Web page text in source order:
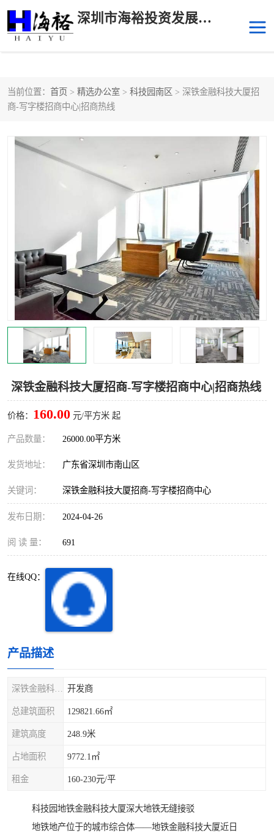
深圳市海裕投资发展有限公司
当前位置： 首页 > 精选办公室 > 科技园南区 > 深铁金融科技大厦招
商-写字楼招商中心|招商热线
深铁金融科技大厦招商-写字楼招商中心|招商热线
价格： 160.00 元/平方米 起
产品数量： 26000.00平方米
发货地址： 广东省深圳市南山区
关键词： 深铁金融科技大厦招商-写字楼招商中心
发布日期： 2024-04-26
阅 读 量： 691
在线QQ：
产品描述
开发商
总建筑面积 129821.66㎡
建筑高度 248.9米
占地面积 9772.1㎡
租金 160-230元/平
科技园地铁金融科技大厦深大地铁无缝接驳
地铁地产位于的城市综合体——地铁金融科技大厦近日
后海
科技园中区 南山华侨城
深圳湾科技生态园
宝安中心区
福田车公庙
罗湖水贝 南山南油
龙华 罗湖区
西乡
兴东 石岩
车公庙
中心区
南山区 西丽
深圳超级总部基地 后海
龙岗区
光明区
龙华观澜